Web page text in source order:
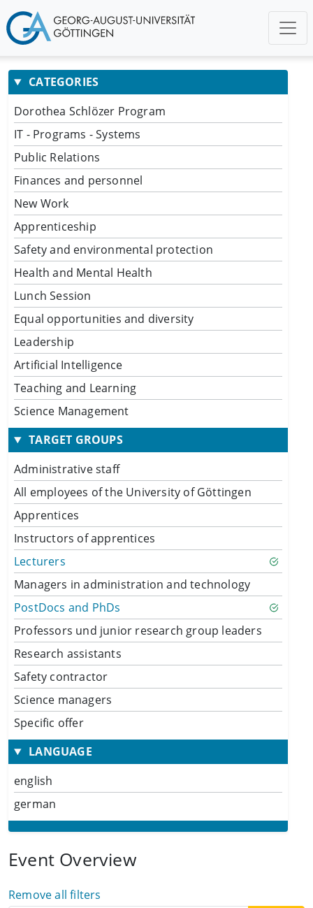
CATEGORIES
Dorothea Schlözer Program
IT - Programs - Systems
Public Relations
Finances and personnel
New Work
Apprenticeship
Safety and environmental protection
Health and Mental Health
Lunch Session
Equal opportunities and diversity
Leadership
Artificial Intelligence
Teaching and Learning
Science Management
TARGET GROUPS
Administrative staff
All employees of the University of Göttingen
Apprentices
Instructors of apprentices
Lecturers
Managers in administration and technology
PostDocs and PhDs
Professors und junior research group leaders
Research assistants
Safety contractor
Science managers
Specific offer
LANGUAGE
english
german
Event Overview
Remove all filters